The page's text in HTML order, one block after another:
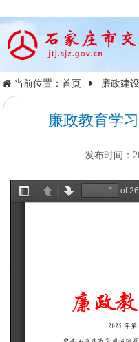
当前位置：首页 廉政建设
廉政教育学
发布时间：